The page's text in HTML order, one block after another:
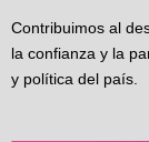
Contribuimos al
la confianza y la
y política del país.